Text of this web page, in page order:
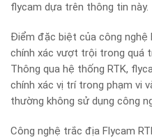
flycam dựa trên thông tin này.
Điểm đặc biệt của công nghệ
chính xác vượt trội trong quá
Thông qua hệ thống RTK,
chính xác vị trí trong phạm vi
thường không sử dụng công
Công nghệ trắc địa Flycam